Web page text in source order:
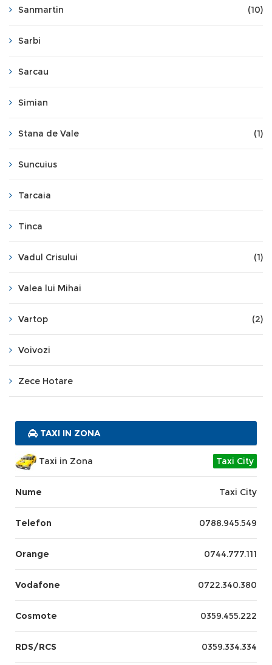
Sanmartin (10)
Sarbi
Sarcau
Simian
Stana de Vale (1)
Suncuius
Tarcaia
Tinca
Vadul Crisului (1)
Valea lui Mihai
Vartop (2)
Voivozi
Zece Hotare
TAXI IN ZONA
Taxi in Zona Taxi City
Nume Taxi City
Telefon 0788.945.549
Orange 0744.777.111
Vodafone 0722.340.380
Cosmote 0359.455.222
RDS/RCS 0359.334.334